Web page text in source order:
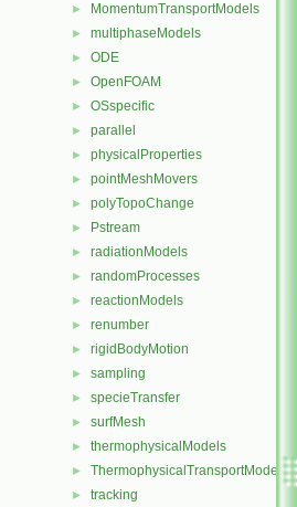
► MomentumTransportModels
► multiphaseModels
► ODE
► OpenFOAM
► OSspecific
► parallel
► physicalProperties
► pointMeshMovers
► polyTopoChange
► Pstream
► radiationModels
► randomProcesses
► reactionModels
► renumber
► rigidBodyMotion
► sampling
► specieTransfer
► surfMesh
► thermophysicalModels
► ThermophysicalTransportModels
► tracking